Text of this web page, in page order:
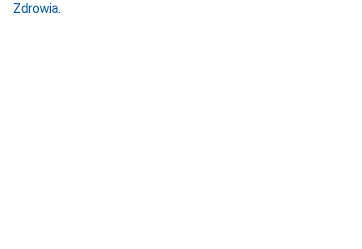
Zdrowia.